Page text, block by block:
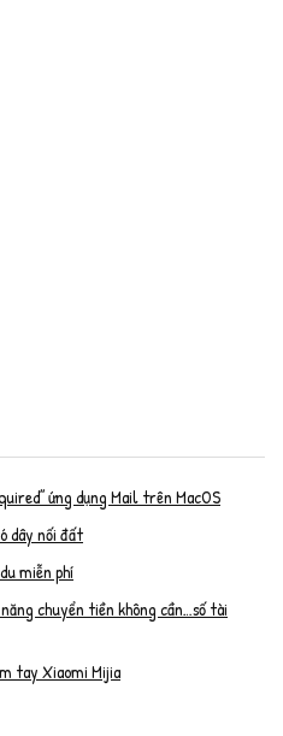
ứng dụng Mail trên MacOS
dây nối đất
miễn phí
chuyển tiền không cần…số tài
tay Xiaomi Mijia